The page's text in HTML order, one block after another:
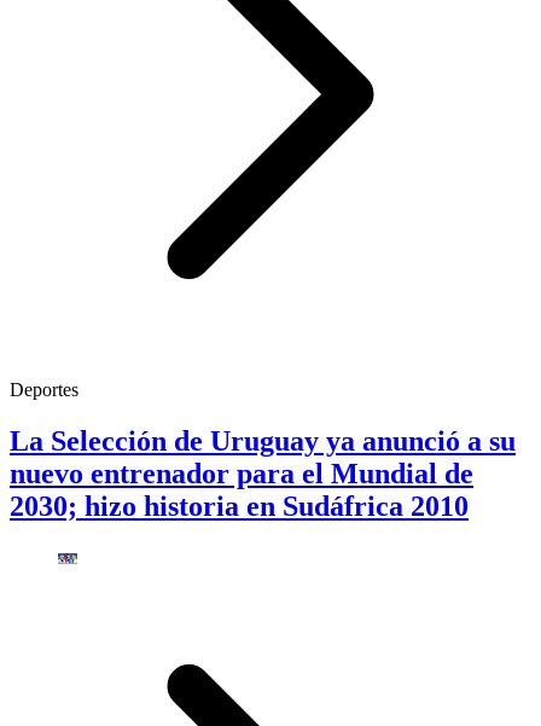
Deportes
La Selección de Uruguay ya anunció a su
nuevo entrenador para el Mundial de
2030; hizo historia en Sudáfrica 2010